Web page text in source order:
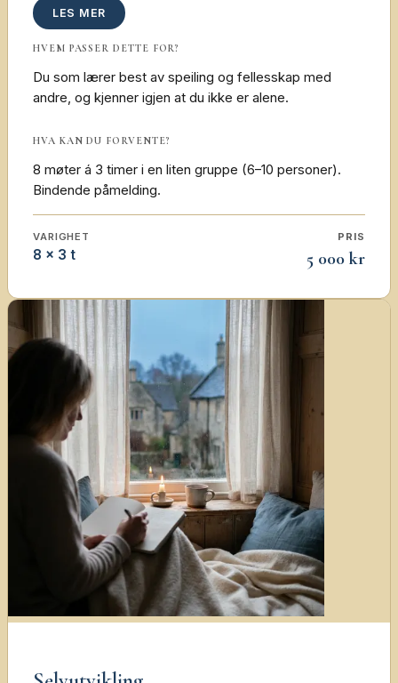
LES MER
HVEM PASSER DETTE FOR?
Du som lærer best av speiling og fellesskap med
andre, og kjenner igjen at du ikke er alene.
HVA KAN DU FORVENTE?
8 møter á 3 timer i en liten gruppe (6–10 personer).
Bindende påmelding.
VARIGHET
8 × 3 t
PRIS
5 000 kr